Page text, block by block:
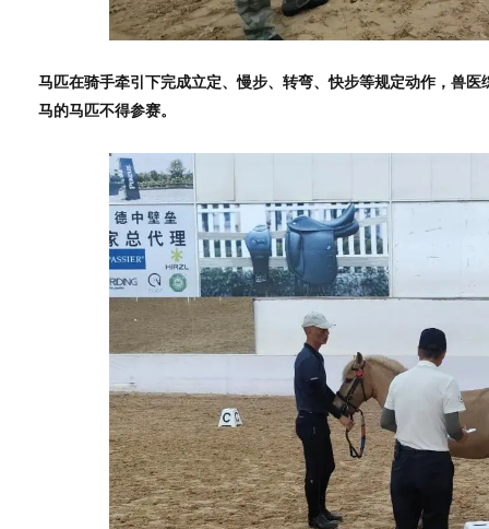
马匹在骑手牵引下完成立定、慢步、转弯、快步等规定动作，兽
马的马匹不得参赛。